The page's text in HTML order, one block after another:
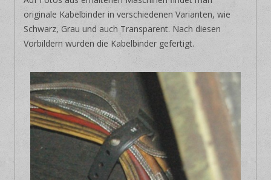
originale Kabelbinder in verschiedenen Varianten, wie
Schwarz, Grau und auch Transparent. Nach diesen
Vorbildern wurden die Kabelbinder gefertigt.